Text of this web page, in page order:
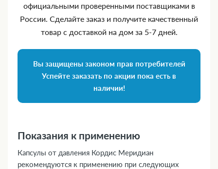
официальными проверенными поставщиками в
России. Сделайте заказ и получите качественный
товар с доставкой на дом за 5‑7 дней.
Вы защищены законом прав потребителей
Успейте заказать по акции пока есть в
наличии!
Показания к применению
Капсулы от давления Кордис Меридиан
рекомендуются к применению при следующих